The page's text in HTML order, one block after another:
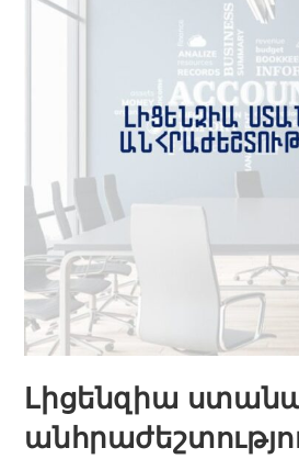
Լիցենզիա